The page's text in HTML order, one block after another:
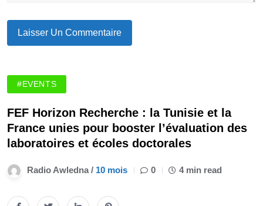
#EVENTS
FEF Horizon Recherche : la Tunisie et la
France unies pour booster l’évaluation des
laboratoires et écoles doctorales
Radio Awledna / 10 mois 0 4 min read